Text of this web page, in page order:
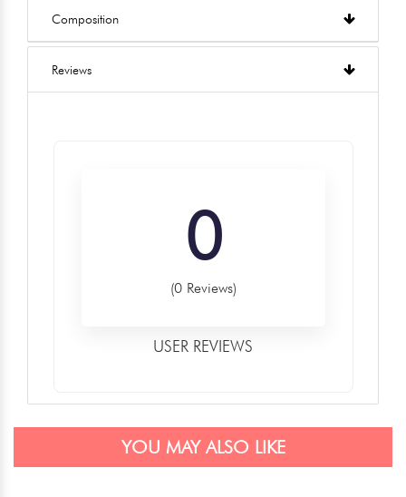
Composition
Reviews
0
(0 Reviews)
USER REVIEWS
YOU MAY ALSO LIKE